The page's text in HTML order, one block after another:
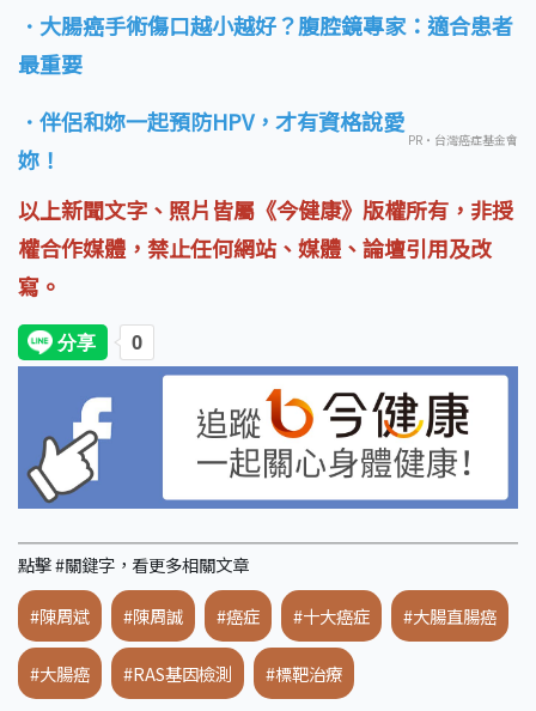
．大腸癌手術傷口越小越好？腹腔鏡專家：適合患者
最重要
．伴侶和妳一起預防HPV，才有資格說愛
妳！
PR・台灣癌症基金會
以上新聞文字、照片皆屬《今健康》版權所有，非授
權合作媒體，禁止任何網站、媒體、論壇引用及改
寫。
點擊 #關鍵字，看更多相關文章
#陳周斌 #陳周誠 #癌症 #十大癌症 #大腸直腸癌
#大腸癌 #RAS基因檢測 #標靶治療